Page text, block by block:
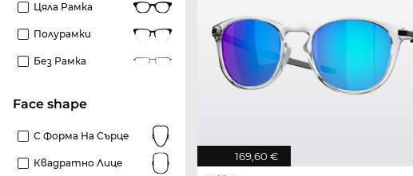
Цяла Рамка
Полурамки
Без Рамка
Face shape
С Форма На Сърце
Квадратно Лице
169,60 €